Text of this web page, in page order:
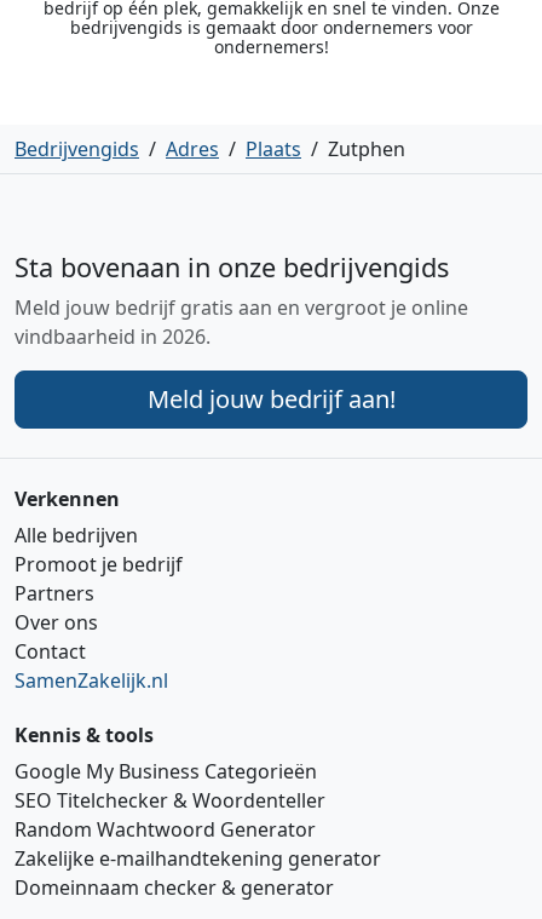
bedrijf op één plek, gemakkelijk en snel te vinden. Onze
bedrijvengids is gemaakt door ondernemers voor
ondernemers!
Bedrijvengids / Adres / Plaats / Zutphen
Sta bovenaan in onze bedrijvengids
Meld jouw bedrijf gratis aan en vergroot je online
vindbaarheid in 2026.
Meld jouw bedrijf aan!
Verkennen
Alle bedrijven
Promoot je bedrijf
Partners
Over ons
Contact
SamenZakelijk.nl
Kennis & tools
Google My Business Categorieën
SEO Titelchecker & Woordenteller
Random Wachtwoord Generator
Zakelijke e‑mailhandtekening generator
Domeinnaam checker & generator